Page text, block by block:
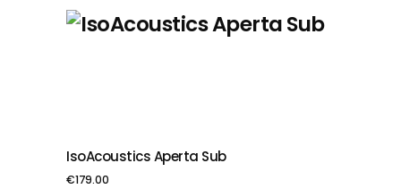
PIEVIENOT GROZAM
IsoAcoustics Aperta Sub
€179.00